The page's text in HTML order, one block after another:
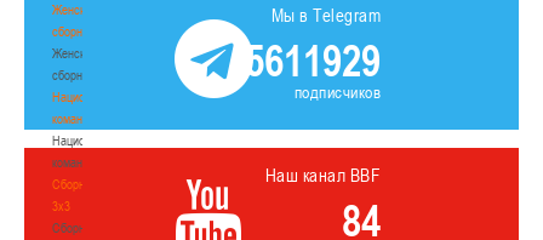
Женские
сборные
Женские
сборные
Национальная
команда
Национальная
команда
Сборные
3х3
Сборные
Мы в Telegram
5611929
подписчиков
Наш канал BBF
84